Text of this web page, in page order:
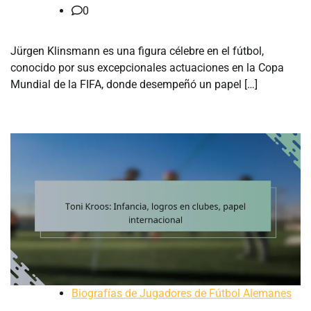
0
Jürgen Klinsmann es una figura célebre en el fútbol,
conocido por sus excepcionales actuaciones en la Copa
Mundial de la FIFA, donde desempeñó un papel […]
Biografías de Jugadores de Fútbol Alemanes